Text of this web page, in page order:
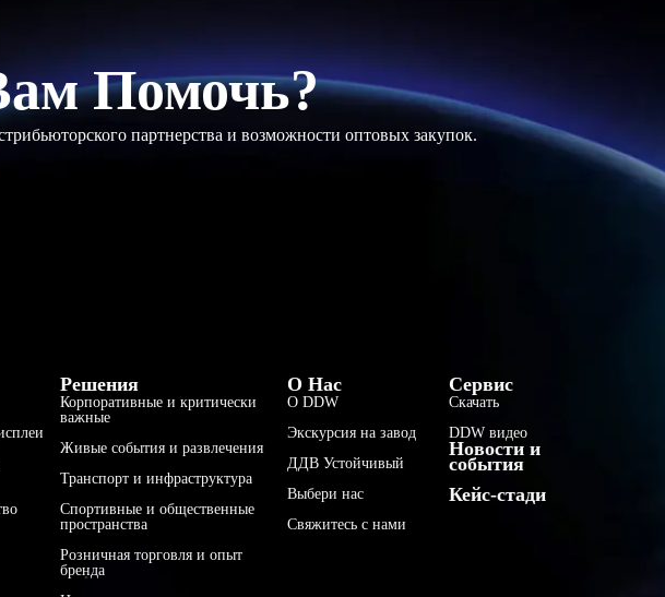
Помочь?
партнерства и возможности оптовых закупок.
Решения
Корпоративные и критически
важные
Живые события и развлечения
Транспорт и инфраструктура
Спортивные и общественные
пространства
Розничная торговля и опыт
бренда
О Нас
О DDW
Экскурсия на завод
ДДВ Устойчивый
Выбери нас
Свяжитесь с нами
Сервис
Скачать
DDW видео
Новости и
события
Кейс-стади
한국어
Bahasa Indonesia
हिन्दी
فارسی